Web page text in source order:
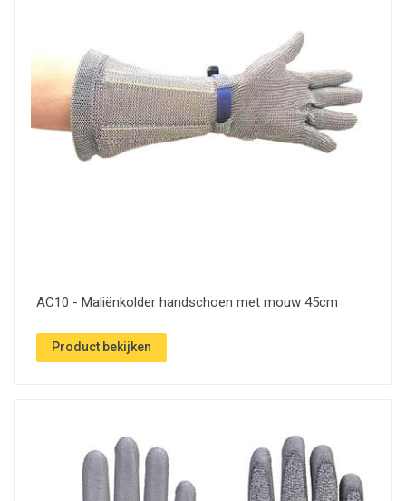
AC10 - Maliënkolder handschoen met mouw 45cm
Product bekijken